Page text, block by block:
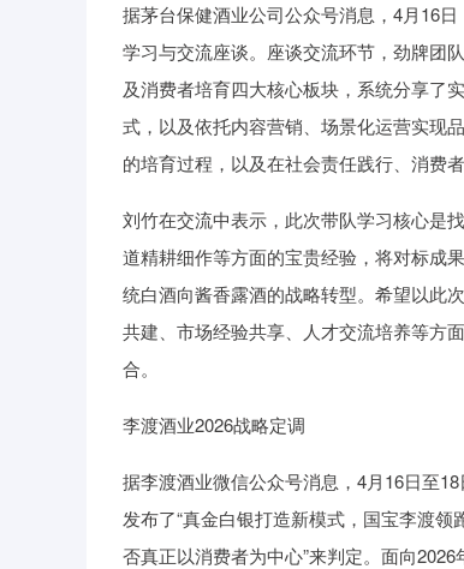
据茅台保健酒业公司公众号消息，4月16
学习与交流座谈。座谈交流环节，劲牌团
及消费者培育四大核心板块，系统分享了
式，以及依托内容营销、场景化运营实现
的培育过程，以及在社会责任践行、消费
刘竹在交流中表示，此次带队学习核心是
道精耕细作等方面的宝贵经验，将对标成
统白酒向酱香露酒的战略转型。希望以此
共建、市场经验共享、人才交流培养等方
合。
李渡酒业2026战略定调
据李渡酒业微信公众号消息，4月16日至
发布了“真金白银打造新模式，国宝李渡
否真正以消费者为中心”来判定。面向